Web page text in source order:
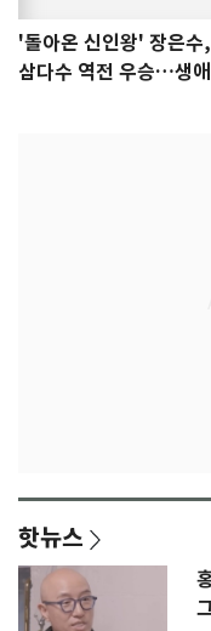
'돌아온 신인왕' 장은수
삼다수 역전 우승…생
핫뉴스